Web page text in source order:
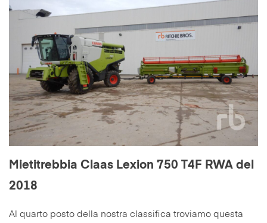
Mietitrebbia Claas Lexion 750 T4F RWA del
2018
Al quarto posto della nostra classifica troviamo questa